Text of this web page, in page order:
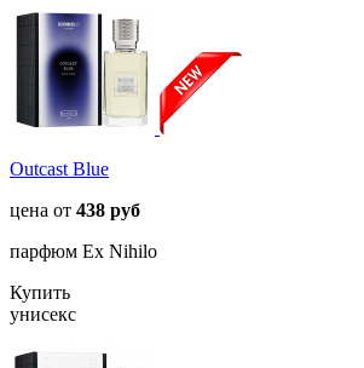
Outcast Blue
цена от 438 руб
парфюм Ex Nihilo
Купить
унисекс